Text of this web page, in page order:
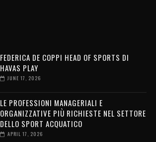
FEDERICA DE COPPI HEAD OF SPORTS DI
HAVAS PLAY
JUNE 17, 2026
LE PROFESSIONI MANAGERIALI E
ORGANIZZATIVE PIÙ RICHIESTE NEL SETTORE
DELLO SPORT ACQUATICO
APRIL 17, 2026